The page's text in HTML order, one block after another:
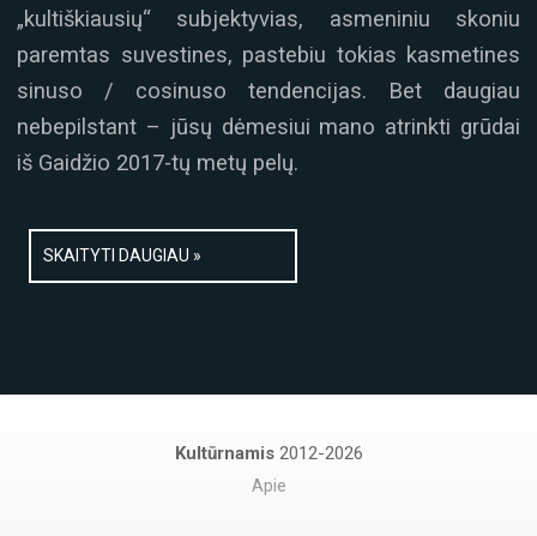
„kultiškiausių“ subjektyvias, asmeniniu skoniu
paremtas suvestines, pastebiu tokias kasmetines
sinuso / cosinuso tendencijas. Bet daugiau
nebepilstant – jūsų dėmesiui mano atrinkti grūdai
iš Gaidžio 2017-tų metų pelų.
SKAITYTI DAUGIAU »
Kultūrnamis 2012-2026
Apie